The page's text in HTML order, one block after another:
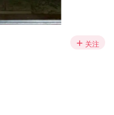
关注